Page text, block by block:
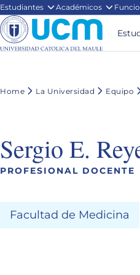
Estudiantes Académicos
Home La Universidad Equipo
Sergio E.
PROFESIONAL DOCENTE
Facultad de Medicina